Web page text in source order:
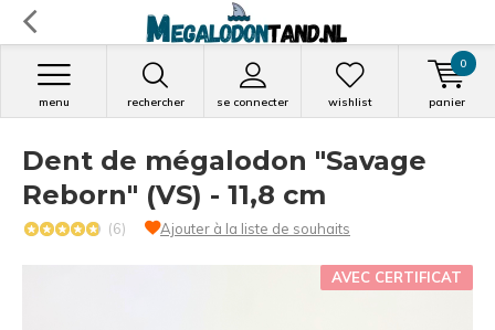
rechercher se connecter
menu wishlist panier
0
Dent de mégalodon "Savage
Reborn" (VS) - 11,8 cm
(6) Ajouter à la liste de souhaits
AVEC CERTIFICAT